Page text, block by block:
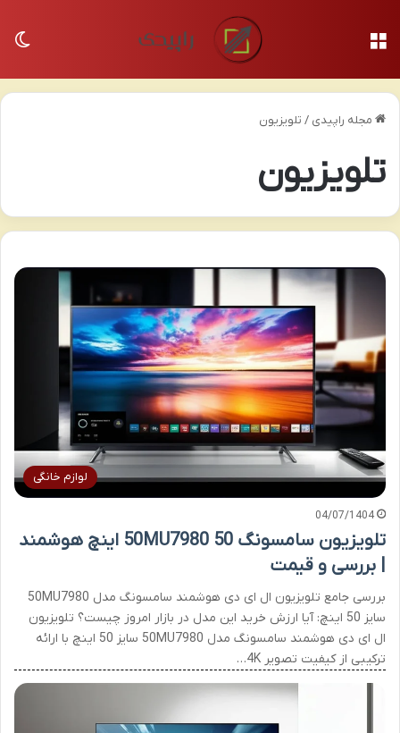
مجله راپیدی / تلویزیون
تلویزیون
لوازم خانگی
04/07/1404
تلویزیون سامسونگ 50MU7980 50 اینچ هوشمند
| بررسی و قیمت
بررسی جامع تلویزیون ال ای دی هوشمند سامسونگ مدل 50MU7980
سایز 50 اینچ: آیا ارزش خرید این مدل در بازار امروز چیست؟ تلویزیون
ال ای دی هوشمند سامسونگ مدل 50MU7980 سایز 50 اینچ با ارائه
ترکیبی از کیفیت تصویر 4K…